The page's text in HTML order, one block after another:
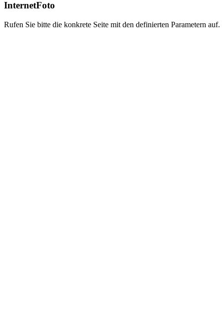
InternetFoto
Rufen Sie bitte die konkrete Seite mit den definierten Parametern auf.